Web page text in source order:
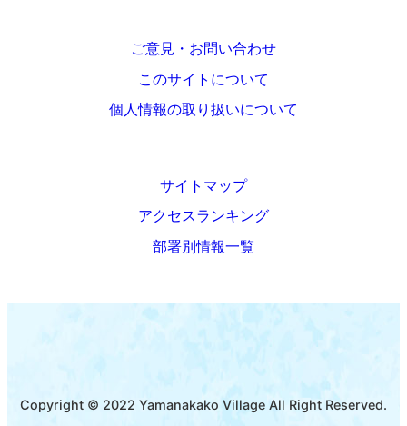
ご意見・お問い合わせ
このサイトについて
個人情報の取り扱いについて
サイトマップ
アクセスランキング
部署別情報一覧
Copyright © 2022 Yamanakako Village All Right Reserved.